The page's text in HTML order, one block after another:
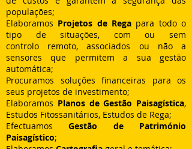
populações;
Elaboramos Projetos de Rega para todo o
tipo de situações, com ou sem
controlo remoto, associados ou não a
sensores que permitem a sua gestão
automática;
Procuramos soluções financeiras para os
seus projetos de investimento;
Elaboramos Planos de Gestão Paisagística,
Estudos Fitossanitários, Estudos de Rega;
EfectuamosGestão de Património
Paisagístico;